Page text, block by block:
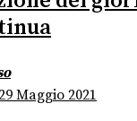
Maggio 2021